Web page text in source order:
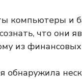
компьютеры и
что они
из финансовых
обнаружила